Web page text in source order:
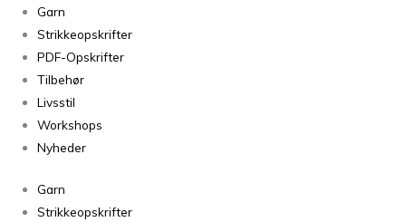
Garn
Strikkeopskrifter
PDF-Opskrifter
Tilbehør
Livsstil
Workshops
Nyheder
Garn
Strikkeopskrifter
Blomsterfrø
1424
antal